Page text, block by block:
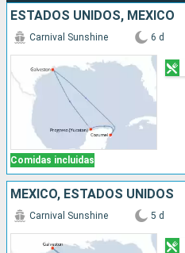
ESTADOS UNIDOS, MÉXICO
Comidas incluidas
Carnival Sunshine 6 d
MÉXICO, ESTADOS UNIDOS
Carnival Sunshine 5 d